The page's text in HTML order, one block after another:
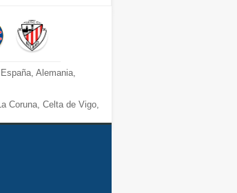
Alemania,
Coruna, Celta de Vigo,